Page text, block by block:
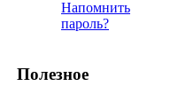
Напомнить
пароль?
Полезное